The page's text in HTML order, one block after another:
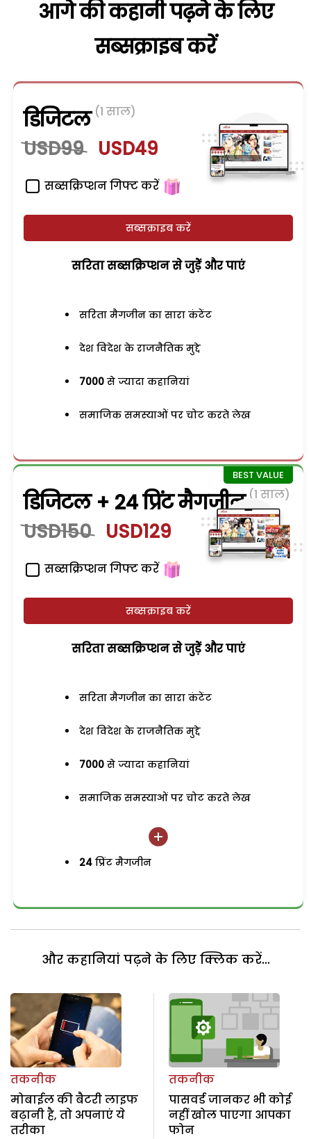
आगे की कहानी पढ़ने के लिए
सब्सक्राइब करें
डिजिटल (1 साल)
USD99 USD49
सब्सक्रिप्शन गिफ्ट करें
सब्सक्राइब करें
सरिता सब्सक्रिप्शन से जुड़ेें और पाएं
सरिता मैगजीन का सारा कंटेंट
देश विदेश के राजनैतिक मुद्दे
7000 से ज्यादा कहानियां
समाजिक समस्याओं पर चोट करते लेख
डिजिटल + 24 प्रिंट मैगजीन (1 साल)
USD150 USD129
सब्सक्रिप्शन गिफ्ट करें
सब्सक्राइब करें
सरिता सब्सक्रिप्शन से जुड़ेें और पाएं
सरिता मैगजीन का सारा कंटेंट
देश विदेश के राजनैतिक मुद्दे
7000 से ज्यादा कहानियां
समाजिक समस्याओं पर चोट करते लेख
24 प्रिंट मैगजीन
और कहानियां पढ़ने के लिए क्लिक करें...
तकनीक
मोबाईल की बैटरी लाइफ
बढ़ानी है, तो अपनाएं ये
तरीका
तकनीक
पासवर्ड जानकर भी कोई
नहीं खोल पाएगा आपका
फोन